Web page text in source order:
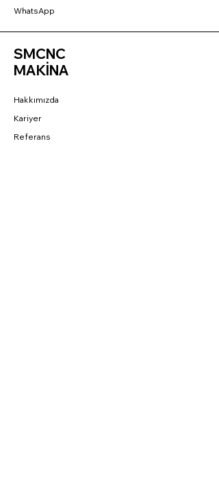
WhatsApp
SMCNC
MAKİNA
Hakkımızda
Kariyer
Referans